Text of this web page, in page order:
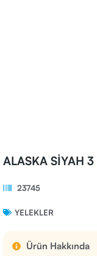
ALASKA SİYAH 3
23745
YELEKLER
Ürün Hakkında